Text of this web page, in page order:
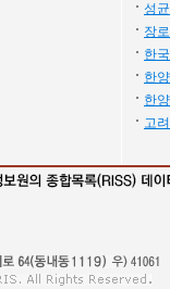
성
장
한
한
한
고